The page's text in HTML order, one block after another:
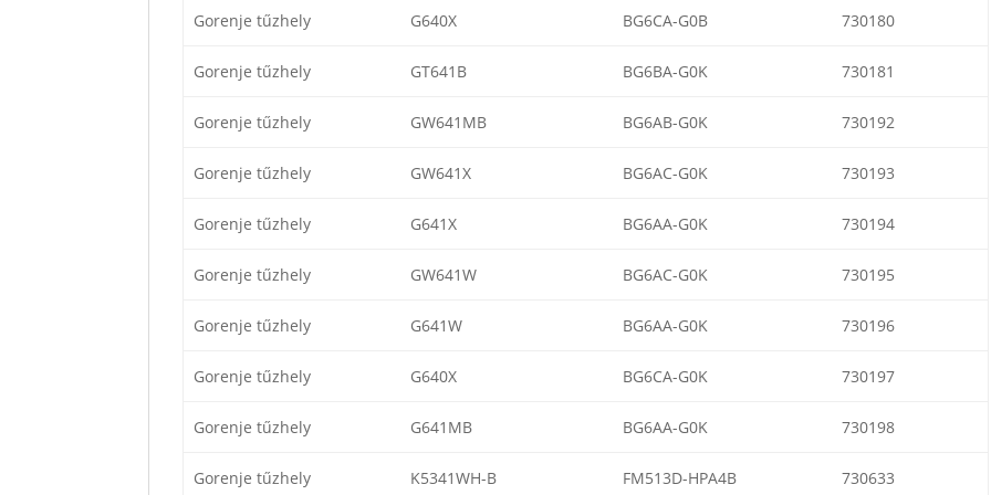
Gorenje tűzhely G640X BG6CA-G0B 730180
Gorenje tűzhely GT641B BG6BA-G0K 730181
Gorenje tűzhely GW641MB BG6AB-G0K 730192
Gorenje tűzhely GW641X BG6AC-G0K 730193
Gorenje tűzhely G641X BG6AA-G0K 730194
Gorenje tűzhely GW641W BG6AC-G0K 730195
Gorenje tűzhely G641W BG6AA-G0K 730196
Gorenje tűzhely G640X BG6CA-G0K 730197
Gorenje tűzhely G641MB BG6AA-G0K 730198
Gorenje tűzhely K5341WH-B FM513D-HPA4B 730633